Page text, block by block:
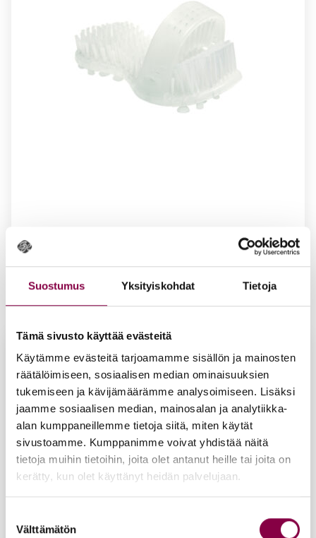
Suostumus Yksityiskohdat Tietoja
Tämä sivusto käyttää evästeitä
Käytämme evästeitä tarjoamamme sisällön ja mainosten
räätälöimiseen, sosiaalisen median ominaisuuksien
tukemiseen ja kävijämäärämme analysoimiseen. Lisäksi
jaamme sosiaalisen median, mainosalan ja analytiikka-
alan kumppaneillemme tietoja siitä, miten käytät
sivustoamme. Kumppanimme voivat yhdistää näitä
tietoja muihin tietoihin, joita olet antanut heille tai joita on
kerätty, kun olet käyttänyt heidän palvelujaan.
valinta
Välttämätön
Suih­ku­san­daa­li, val­koi­nen
59,90€
Lisää ostoskoriin